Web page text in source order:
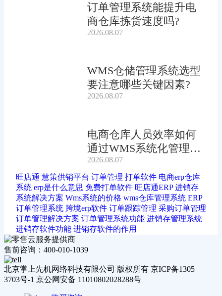
订单管理系统能提升电
商仓库拣货速度吗?
2026.08.07
WMS仓储管理系统选型
要注意哪些关键因素?
2026.08.07
电商仓库人员效率如何
通过WMS系统化管理提
升?
2026.08.07
旺店通 慧策供销平台 订单管理 打单软件 电商erp仓库
系统 erp是什么意思 免费打单软件 旺店通ERP 进销存
系统解决方案 Wms系统的价格 wms仓库管理系统 ERP
订单管理系统 跨境erp软件 订单跟踪管理 采购订单管理
订单管理解决方案 订单管理系统功能 进销存管理系统
进销存软件功能 进销存软件的作用
售前咨询：400-010-1039
北京掌上先机网络科技有限公司 版权所有 京ICP备1305
3703号-1 京公网安备 11010802028288号